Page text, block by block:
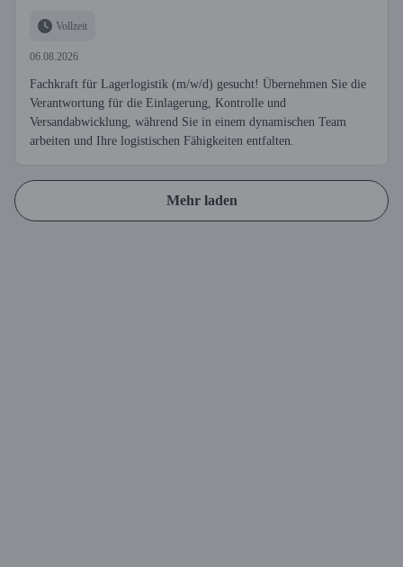
Vollzeit
06.08.2026
Fachkraft für Lagerlogistik (m/w/d) gesucht! Übernehmen Sie die
Verantwortung für die Einlagerung, Kontrolle und
Versandabwicklung, während Sie in einem dynamischen Team
arbeiten und Ihre logistischen Fähigkeiten entfalten.
Mehr laden